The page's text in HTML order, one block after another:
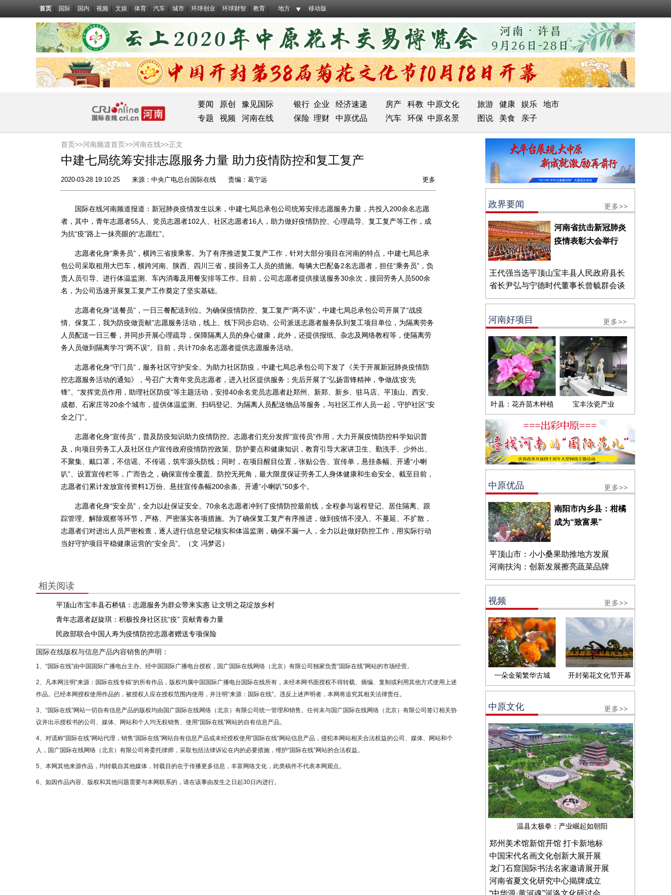
首页 国际 国内 视频 文娱 体育 汽车 城市 环球创业 环球财智 教育 地方 移动版
要闻 原创 豫见国际 银行 企业 经济速递 房产 科教 中原文化 旅游 健康 娱乐
地市
专题
视频 河南在线 保险 理财 中原优品 汽车 环保 中原名景 图说 美食 亲子
首页>>河南频道首页>>河南在线>>正文
中建七局统筹安排志愿服务力量 助力疫情防控和复工复产
2020-03-28 19:10:25 来源： 中央广电总台国际在线 责编：葛宁远 更多
国际在线河南频道报道：新冠肺炎疫情发生以来，中建七局总承包公司统筹安排志愿服务力量，共投入200余名志愿
者，其中，青年志愿者55人、党员志愿者102人、社区志愿者16人，助力做好疫情防控、心理疏导、复工复产等工作，成
为抗“疫”路上一抹亮眼的“志愿红”。
志愿者化身“乘务员”，横跨三省接乘客。为了有序推进复工复产工作，针对大部分项目在河南的特点，中建七局总承
包公司采取租用大巴车，横跨河南、陕西、四川三省，接回务工人员的措施。每辆大巴配备2名志愿者，担任“乘务员”，负
责人员引导、进行体温监测、车内消毒及用餐安排等工作。目前，公司志愿者提供接送服务30余次，接回劳务人员500余
名，为公司迅速开展复工复产工作奠定了坚实基础。
志愿者化身“送餐员”，一日三餐配送到位。为确保疫情防控、复工复产“两不误”，中建七局总承包公司开展了“战疫
情、保复工，我为防疫做贡献”志愿服务活动，线上、线下同步启动。公司派送志愿者服务队到复工项目单位，为隔离劳务
人员配送一日三餐，并同步开展心理疏导，保障隔离人员的身心健康，此外，还提供报纸、杂志及网络教程等，使隔离劳
务人员做到隔离学习“两不误”。目前，共计70余名志愿者提供志愿服务活动。
志愿者化身“守门员”，服务社区守护安全。为助力社区防疫，中建七局总承包公司下发了《关于开展新冠肺炎疫情防
控志愿服务活动的通知》，号召广大青年党员志愿者，进入社区提供服务；先后开展了“弘扬雷锋精神，争做战‘疫’先
锋”、“发挥党员作用，助理社区防疫”等主题活动，安排40余名党员志愿者赴郑州、新郑、新乡、驻马店、平顶山、西安、
成都、石家庄等20余个城市，提供体温监测、扫码登记、为隔离人员配送物品等服务，与社区工作人员一起，守护社区“安
全之门”。
志愿者化身“宣传员”，普及防疫知识助力疫情防控。志愿者们充分发挥“宣传员”作用，大力开展疫情防控科学知识普
及，向项目劳务工人及社区住户宣传政府疫情防控政策、防护要点和健康知识，教育引导大家讲卫生、勤洗手、少外出、
不聚集、戴口罩，不信谣、不传谣，筑牢源头防线；同时，在项目醒目位置，张贴公告、宣传单，悬挂条幅、开通“小喇
叭”、设置宣传栏等，广而告之，确保宣传全覆盖、防控无死角，最大限度保证劳务工人身体健康和生命安全。截至目前，
志愿者们累计发放宣传资料1万份、悬挂宣传条幅200余条、开通“小喇叭”50多个。
志愿者化身“安全员”，全力以赴保证安全。70余名志愿者冲到了疫情防控最前线，全程参与返程登记、居住隔离、跟
踪管理、解除观察等环节，严格、严密落实各项措施。为了确保复工复产有序推进，做到疫情不浸入、不蔓延、不扩散，
志愿者们对进出人员严密检查，逐人进行信息登记核实和体温监测，确保不漏一人，全力以赴做好防控工作，用实际行动
当好守护项目平稳健康运营的“安全员”。（文 冯梦迟）
相关阅读
平顶山市宝丰县石桥镇：志愿服务为群众带来实惠 让文明之花绽放乡村
青年志愿者赵旋琪：积极投身社区抗“疫” 贡献青春力量
民政部联合中国人寿为疫情防控志愿者赠送专项保险
国际在线版权与信息产品内容销售的声明：
1、“国际在线”由中国国际广播电台主办。经中国国际广播电台授权，国广国际在线网络（北京）有限公司独家负责“国际在线”网站的市场经营。
2、凡本网注明“来源：国际在线专稿”的所有作品，版权均属中国国际广播电台国际在线所有，未经本网书面授权不得转载、摘编、复制或利用其他方式使用上述
作品。已经本网授权使用作品的，被授权人应在授权范围内使用，并注明“来源：国际在线”。违反上述声明者，本网将追究其相关法律责任。
3、“国际在线”网站一切自有信息产品的版权均由国广国际在线网络（北京）有限公司统一管理和销售。任何未与国广国际在线网络（北京）有限公司签订相关协
议并出示授权书的公司、媒体、网站和个人均无权销售、使用“国际在线”网站的自有信息产品。
4、对谎称“国际在线”网站代理，销售“国际在线”网站自有信息产品或未经授权使用“国际在线“网站信息产品，侵犯本网站相关合法权益的公司、媒体、网站和个
人，国广国际在线网络（北京）有限公司将委托律师，采取包括法律诉讼在内的必要措施，维护“国际在线”网站的合法权益。
5、本网其他来源作品，均转载自其他媒体，转载目的在于传播更多信息，丰富网络文化，此类稿件不代表本网观点。
6、如因作品内容、版权和其他问题需要与本网联系的，请在该事由发生之日起30日内进行。
政界要闻 更多>>
河南省抗击新冠肺炎
疫情表彰大会举行
王代强当选平顶山宝丰县人民政府县长
省长尹弘与宁德时代董事长曾毓群会谈
河南好项目 更多>>
叶县：花卉苗木种植 宝丰汝瓷产业
中原优品 更多>>
南阳市内乡县：柑橘
成为“致富果”
平顶山市：小小桑果助推地方发展
河南扶沟：创新发展擦亮蔬菜品牌
视频 更多>>
一朵金菊繁华古城 开封菊花文化节开幕
中原文化 更多>>
温县太极拳：产业崛起如朝阳
郑州美术馆新馆开馆 打卡新地标
中国宋代名画文化创新大展开展
龙门石窟国际书法名家邀请展开展
河南省夏文化研究中心揭牌成立
“中华源·黄河魂”河洛文化研讨会